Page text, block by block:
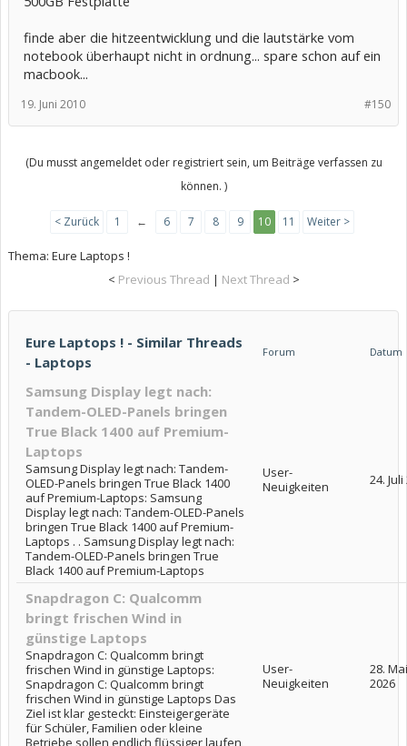
finde aber die hitzeentwicklung und die lautstärke vom
notebook überhaupt nicht in ordnung... spare schon auf ein
macbook...
#150
19. Juni 2010
(Du musst angemeldet oder registriert sein, um Beiträge verfassen zu
können. )
< Zurück 1 ← 6 7 8 9 10 11 Weiter >
Thema: Eure Laptops !
< Previous Thread | Next Thread >
Eure Laptops ! - Similar Threads
- Laptops
Forum Datum
Samsung Display legt nach:
Tandem-OLED-Panels bringen
True Black 1400 auf Premium-
Laptops
Samsung Display legt nach: Tandem-
OLED-Panels bringen True Black 1400
auf Premium-Laptops: Samsung
Display legt nach: Tandem-OLED-Panels
bringen True Black 1400 auf Premium-
Laptops . . Samsung Display legt nach:
Tandem-OLED-Panels bringen True
Black 1400 auf Premium-Laptops
User-
Neuigkeiten
24.
Snapdragon C: Qualcomm
bringt frischen Wind in
günstige Laptops
Snapdragon C: Qualcomm bringt
frischen Wind in günstige Laptops:
Snapdragon C: Qualcomm bringt
frischen Wind in günstige Laptops Das
Ziel ist klar gesteckt: Einsteigergeräte
für Schüler, Familien oder kleine
Betriebe sollen endlich flüssiger laufen,
User-
Neuigkeiten
28. Mai
2026